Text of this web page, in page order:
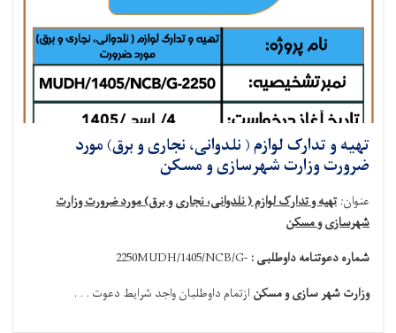
تهیه و تدارک لوازم ( نلدوانی، نجاری و برق) مورد
ضرورت وزارت شهرسازی و مسکن
عنوان:تهیه و تدارک لوازم ( نلدوانی، نجاری و برق) مورد ضرورت وزارت
شهرسازی و مسکن
شماره دعوتنامه داوطلبی : MUDH/1405/NCB/G-
2250
وزارت شهر سازی و مسکن ازتمام داوطلبان واجد شرایط دعوت . . .